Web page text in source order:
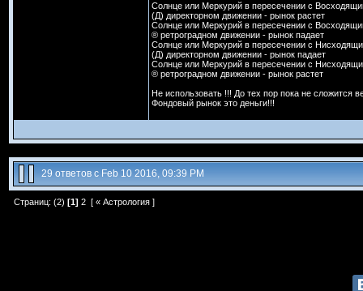
Солнце или Меркурий в пересечении с
(Д) директорном движении - рынок растет
Солнце или Меркурий в пересечении с
® ретроградном движении - рынок падает
Солнце или Меркурий в пересечении с
(Д) директорном движении - рынок падает
Солнце или Меркурий в пересечении с
® ретроградном движении - рынок растет
Не использовать !!! До тех пор пока не сложится
Фондовый рынок это деньги!!!
29 ответов с Feb 10 2016, 09:39 PM
Страниц: (2) [1] 2 [ « Астрология ]